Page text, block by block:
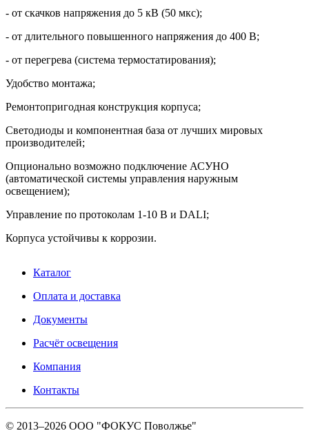
- от скачков напряжения до 5 кВ (50 мкс);
- от длительного повышенного напряжения до 400 В;
- от перегрева (система термостатирования);
Удобство монтажа;
Ремонтопригодная конструкция корпуса;
Светодиоды и компонентная база от лучших мировых
производителей;
Опционально возможно подключение АСУНО
(автоматической системы управления наружным
освещением);
Управление по протоколам 1-10 В и DALI;
Корпуса устойчивы к коррозии.
Каталог
Оплата и доставка
Документы
Расчёт освещения
Компания
Контакты
© 2013–2026 ООО "ФОКУС Поволжье"